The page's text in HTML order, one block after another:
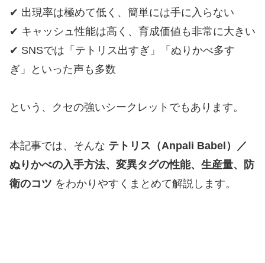
✔ 出現率は極めて低く、簡単には手に入らない
✔ キャッシュ性能は高く、育成価値も非常に大きい
✔ SNSでは「テトリス出すぎ」「ぬりかべ多す
ぎ」といった声も多数
という、クセの強いシークレットでもあります。
本記事では、そんな テトリス（Anpali Babel）／
ぬりかべの入手方法、変異タグの性能、生産量、防
衛のコツ をわかりやすくまとめて解説します。